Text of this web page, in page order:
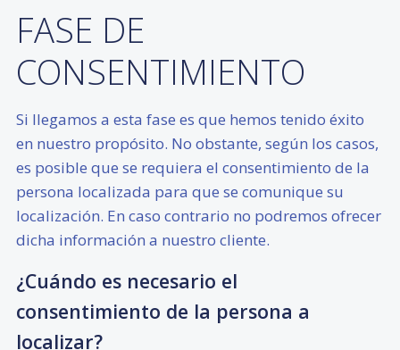
FASE DE
CONSENTIMIENTO
Si llegamos a esta fase es que hemos tenido éxito
en nuestro propósito. No obstante, según los casos,
es posible que se requiera el consentimiento de la
persona localizada para que se comunique su
localización. En caso contrario no podremos ofrecer
dicha información a nuestro cliente.
¿Cuándo es necesario el
consentimiento de la persona a
localizar?